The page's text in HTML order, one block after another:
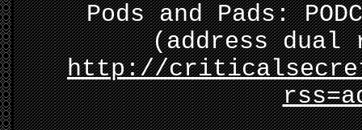
Pods and Pads:
(address dual
http://